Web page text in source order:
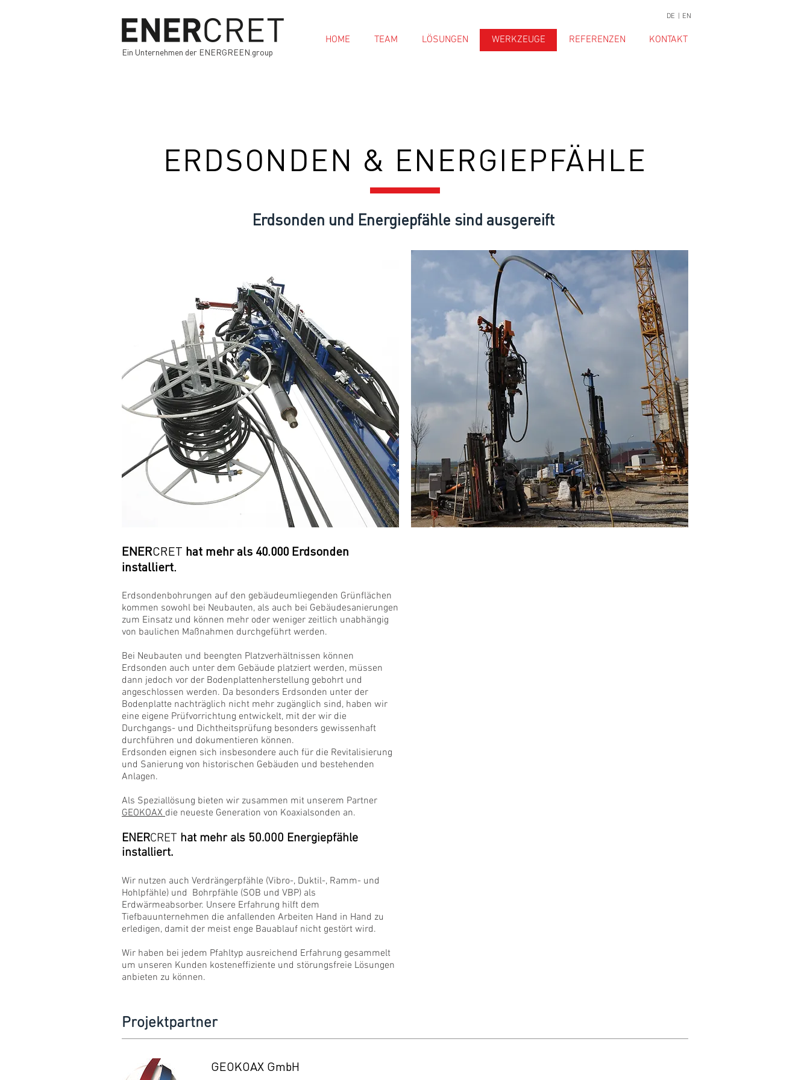
HOME TEAM LÖSUNGEN WERKZEUGE REFERENZEN KONTAKT
DE | EN
Ein Unternehmen der ENERGREEN.group
ERDSONDEN & ENERGIEPFÄHLE
Erdsonden und Energiepfähle sind ausgereift
ENERCRET hat mehr als 40.000 Erdsonden
installiert.
Erdsondenbohrungen auf den gebäudeumliegenden Grünflächen
kommen sowohl bei Neubauten, als auch bei Gebäudesanierungen
zum Einsatz und können mehr oder weniger zeitlich unabhängig
von baulichen Maßnahmen durchgeführt werden.
Bei Neubauten und beengten Platzverhältnissen können
Erdsonden auch unter dem Gebäude platziert werden, müssen
dann jedoch vor der Bodenplattenherstellung gebohrt und
angeschlossen werden. Da besonders Erdsonden unter der
Bodenplatte nachträglich nicht mehr zugänglich sind, haben wir
eine eigene Prüfvorrichtung entwickelt, mit der wir die
Durchgangs- und Dichtheitsprüfung besonders gewissenhaft
durchführen und dokumentieren können.
Erdsonden eignen sich insbesondere auch für die Revitalisierung
und Sanierung von historischen Gebäuden und bestehenden
Anlagen.
Als Speziallösung bieten wir zusammen mit unserem Partner
GEOKOAXdie neueste Generation von Koaxialsonden an.
ENERCRET hat mehr als 50.000 Energiepfähle
installiert.
Wir nutzen auch Verdrängerpfähle (Vibro-, Duktil-, Ramm- und
Hohlpfähle) und Bohrpfähle (SOB und VBP) als
Erdwärmeabsorber. Unsere Erfahrung hilft dem
Tiefbauunternehmen die anfallenden Arbeiten Hand in Hand zu
erledigen, damit der meist enge Bauablauf nicht gestört wird.
Wir haben bei jedem Pfahltyp ausreichend Erfahrung gesammelt
um unseren Kunden kosteneffiziente und störungsfreie Lösungen
anbieten zu können.
Projektpartner
GEOKOAX GmbH